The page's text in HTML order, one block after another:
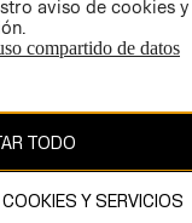
COOKIES
aviso de cookies
compartido de datos
TODO
Y SERVICIOS